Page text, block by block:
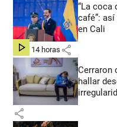
“La coca
café”:
en Cali
hace 14 horas share
Cerraron
hallar
share